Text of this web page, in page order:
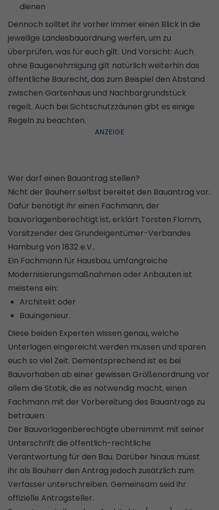
dienen
Dennoch solltet ihr vorher immer einen Blick in die
jeweilige Landesbauordnung werfen, um zu
überprüfen, was für euch gilt. Und Vorsicht: Auch
ohne Baugenehmigung gilt natürlich weiterhin das
öffentliche Baurecht, das zum Beispiel den Abstand
zwischen Gartenhaus und Nachbargrundstück
regelt. Auch bei Sichtschutzzäunen gibt es einige
Regeln zu beachten.
Wer darf einen Bauantrag stellen?
Nicht der Bauherr selbst bereitet den Bauantrag vor.
Dafür benötigt ihr einen Fachmann, der
bauvorlagenberechtigt ist, erklärt Torsten Flomm,
Vorsitzender des Grundeigentümer-Verbandes
Hamburg von 1832 e.V..
Ein Fachmann für Hausbau, umfangreiche
Modernisierungsmaßnahmen oder Anbauten ist
meistens ein:
Architekt oder
Bauingenieur.
Diese beiden Experten wissen genau, welche
Unterlagen eingereicht werden müssen und sparen
euch so viel Zeit. Dementsprechend ist es bei
Bauvorhaben ab einer gewissen Größenordnung vor
allem die Statik, die es notwendig macht, einen
Fachmann mit der Vorbereitung des Bauantrags zu
betrauen.
Der Bauvorlagenberechtigte übernimmt mit seiner
Unterschrift die öffentlich-rechtliche
Verantwortung für den Bau. Darüber hinaus müsst
ihr als Bauherr den Antrag jedoch zusätzlich zum
Verfasser unterschreiben. Gemeinsam seid ihr
offizielle Antragsteller.